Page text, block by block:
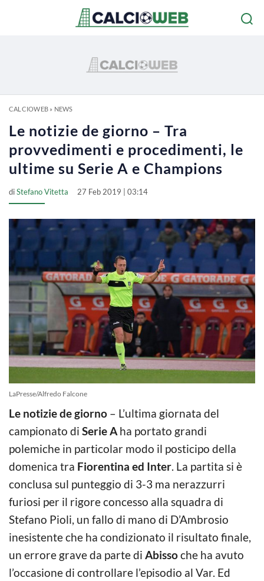
CALCIOWEB» NEWS
Le notizie de giorno – Tra
provvedimenti e procedimenti, le
ultime su Serie A e Champions
diStefano Vitetta 27 Feb 2019 | 03:14
LaPresse/Alfredo Falcone
Le notizie de giorno – L’ultima giornata del
campionato di Serie A ha portato grandi
polemiche in particolar modo il posticipo della
domenica tra Fiorentina ed Inter. La partita si è
conclusa sul punteggio di 3-3 ma nerazzurri
furiosi per il rigore concesso alla squadra di
Stefano Pioli, un fallo di mano di D’Ambrosio
inesistente che ha condizionato il risultato finale,
un errore grave da parte di Abissoche ha avuto
l’occasione di controllare l’episodio al Var. Ed